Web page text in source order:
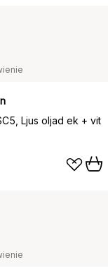
Ljus oljad ek + vit